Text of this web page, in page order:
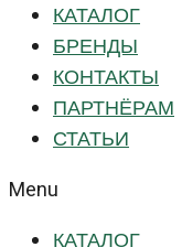
КАТАЛОГ
БРЕНДЫ
КОНТАКТЫ
ПАРТНЁРАМ
СТАТЬИ
Menu
КАТАЛОГ